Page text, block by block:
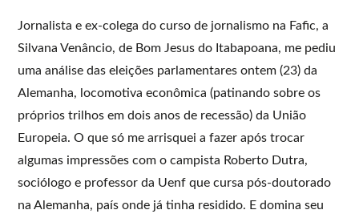
Jornalista e ex-colega do curso de jornalismo na Fafic, a
Silvana Venâncio, de Bom Jesus do Itabapoana, me pediu
uma análise das eleições parlamentares ontem (23) da
Alemanha, locomotiva econômica (patinando sobre os
próprios trilhos em dois anos de recessão) da União
Europeia. O que só me arrisquei a fazer após trocar
algumas impressões com o campista Roberto Dutra,
sociólogo e professor da Uenf que cursa pós-doutorado
na Alemanha, país onde já tinha residido. E domina seu